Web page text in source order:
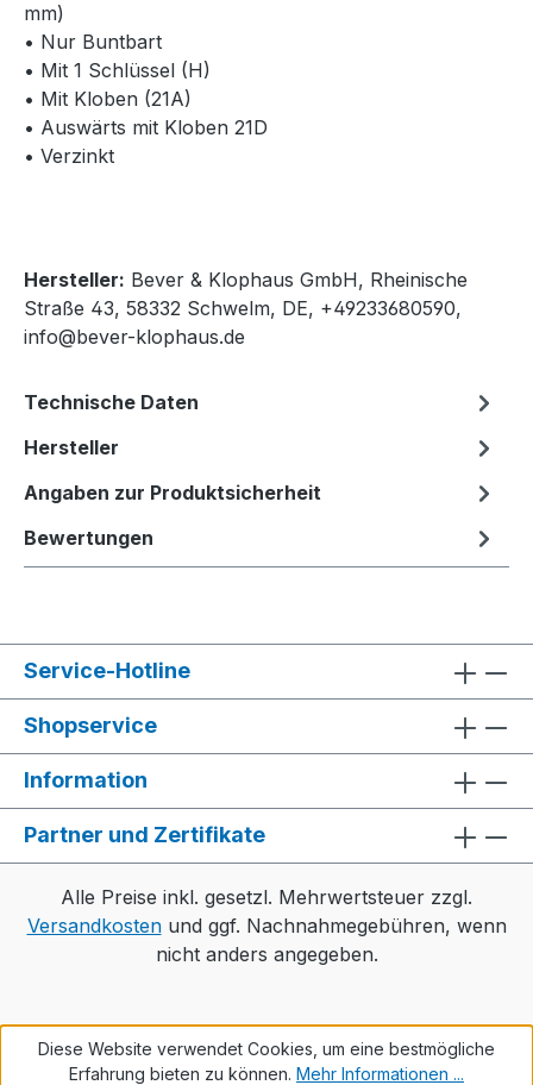
mm)
• Nur Buntbart
• Mit 1 Schlüssel (H)
• Mit Kloben (21A)
• Auswärts mit Kloben 21D
• Verzinkt
Hersteller: Bever & Klophaus GmbH, Rheinische
Straße 43, 58332 Schwelm, DE, +49233680590,
info@bever-klophaus.de
Technische Daten
Hersteller
Angaben zur Produktsicherheit
Bewertungen
Service-Hotline
Shopservice
Information
Partner und Zertifikate
Alle Preise inkl. gesetzl. Mehrwertsteuer zzgl.
Versandkostenund ggf. Nachnahmegebühren, wenn
nicht anders angegeben.
Diese Website verwendet Cookies, um eine bestmögliche
Erfahrung bieten zu können. Mehr Informationen ...